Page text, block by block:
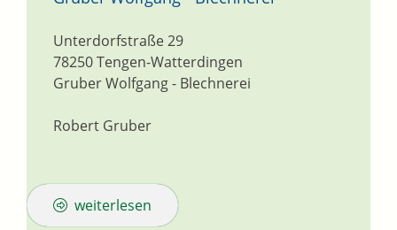
Gruber Wolfgang - Blechnerei
Unterdorfstraße 29
78250Tengen-Watterdingen
Robert Gruber
weiterlesen